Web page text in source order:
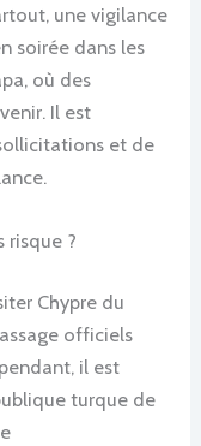
une vigilance
soirée dans les
où des
Il est
et de
risque ?
Chypre du
officiels
il est
turque de